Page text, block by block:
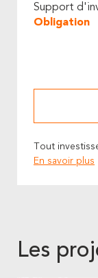
Support
Obligation
Tout
En savoir plus
Les